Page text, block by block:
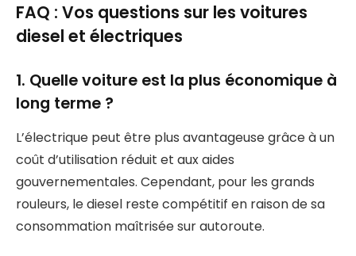
FAQ : Vos questions sur les voitures
diesel et électriques
1. Quelle voiture est la plus économique à
long terme ?
L’électrique peut être plus avantageuse grâce à un
coût d’utilisation réduit et aux aides
gouvernementales. Cependant, pour les grands
rouleurs, le diesel reste compétitif en raison de sa
consommation maîtrisée sur autoroute.